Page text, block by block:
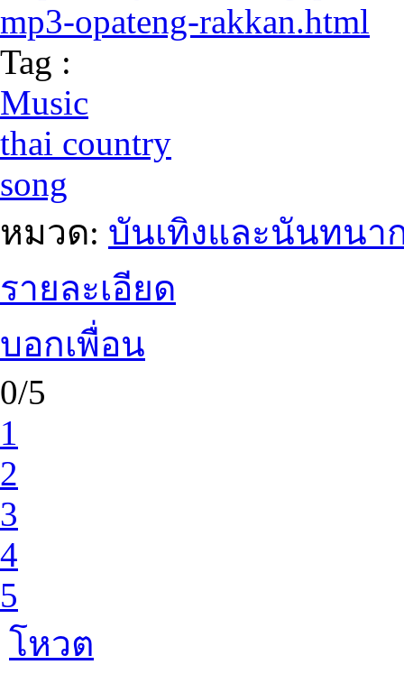
mp3-opateng-rakkan.html
Tag :
Music
thai country
song
หมวด: บันเทิงและนันทนา
รายละเอียด
บอกเพื่อน
0/5
1
2
3
4
5
โหวต